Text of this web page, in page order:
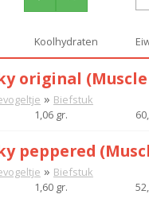
Koolhydraten
original
» Biefstuk
1,06 gr.
peppered
» Biefstuk
1,60 gr.